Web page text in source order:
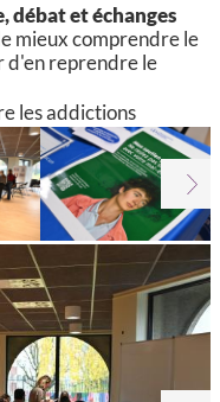
débat et échanges
mieux comprendre le
d'en reprendre le
les addictions